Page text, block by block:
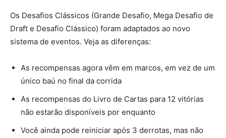
Os Desafios Clássicos (Grande Desafio, Mega Desafio de
Draft e Desafio Clássico) foram adaptados ao novo
sistema de eventos. Veja as diferenças:
As recompensas agora vêm em marcos, em vez de um
único baú no final da corrida
As recompensas do Livro de Cartas para 12 vitórias
não estarão disponíveis por enquanto
Você ainda pode reiniciar após 3 derrotas, mas não